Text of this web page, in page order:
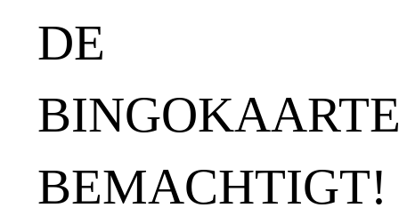
DE
BEMACHTIGT!